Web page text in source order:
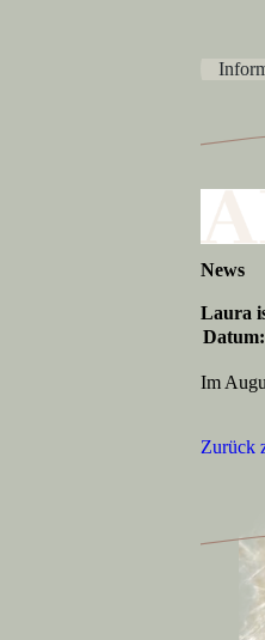
News
Laura
Datum:
Im
Zurück